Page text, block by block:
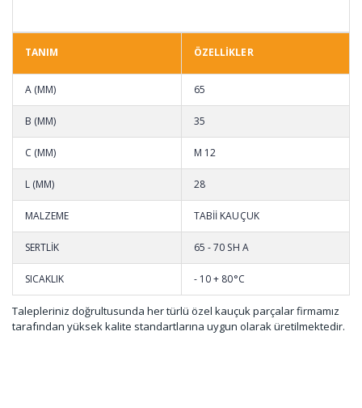
TANIM ÖZELLİKLER
A (MM) 65
B (MM) 35
C (MM) M 12
L (MM) 28
MALZEME TABİİ KAUÇUK
SERTLİK 65 - 70 SH A
SICAKLIK - 10 + 80°C
Talepleriniz doğrultusunda her türlü özel kauçuk parçalar firmamız
tarafından yüksek kalite standartlarına uygun olarak üretilmektedir.